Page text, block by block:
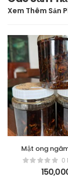
Xem Thêm Sản
Mật ong
đủ 0